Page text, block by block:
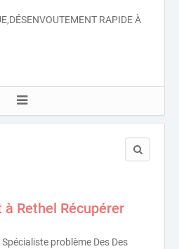
RAPIDE À
Rethel Récupérer
problème Des Des